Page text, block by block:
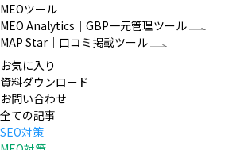
MEOツール
MEO Analytics｜GBP一元管理ツール
MAP Star｜口コミ掲載ツール
お気に入り
資料ダウンロード
お問い合わせ
全ての記事
SEO対策